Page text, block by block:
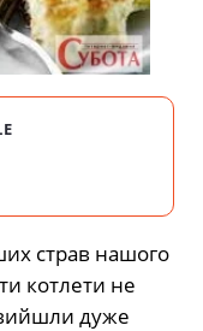
страв нашого
котлети не
дуже